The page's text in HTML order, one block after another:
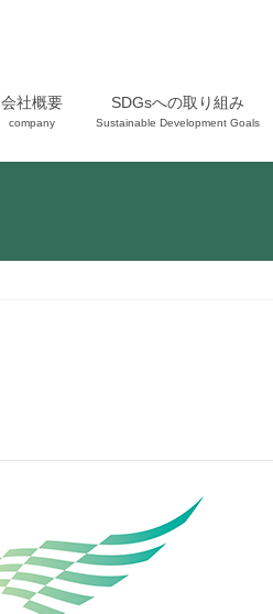
会社概要
company
SDGsへの取り組み
Sustainable Development Goals